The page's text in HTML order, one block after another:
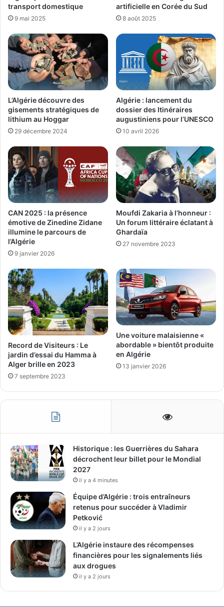
transport domestique
9 mai 2025
artificielle en Corée du Sud
8 août 2025
L’Algérie découvre des
gisements stratégiques de
lithium au Hoggar
29 décembre 2024
Algérie : lancement du
dossier des Itinéraires
augustiniens pour l’UNESCO
10 avril 2026
CAN 2025 : la présence
émotive de Zinedine Zidane
illumine le parcours de
l’Algérie
9 janvier 2026
Moufdi Zakaria à l’honneur :
Un forum littéraire éclatant à
Ghardaïa
27 novembre 2023
Record de Visiteurs : Le
jardin d’essai du Hamma à
Alger brille en 2023
7 septembre 2023
Une voiture malaisienne «
abordable » bientôt produite
en Algérie
13 janvier 2026
Historique : les Guerrières du Sahara
décrochent leur billet pour le Mondial
2027
il y a 4 minutes
Équipe d’Algérie : trois entraîneurs
retenus pour succéder à Vladimir
Petković
il y a 2 jours
L’Algérie instaure des récompenses
financières pour les signalements liés
aux drogues
il y a 2 jours